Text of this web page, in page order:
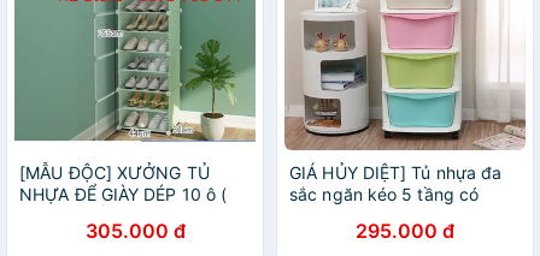
[MẪU ĐỘC] XƯỞNG TỦ
NHỰA ĐỂ GIÀY DÉP 10 ô (
305.000 đ
GIÁ HỦY DIỆT] Tủ nhựa đa
sắc ngăn kéo 5 tầng có
295.000 đ